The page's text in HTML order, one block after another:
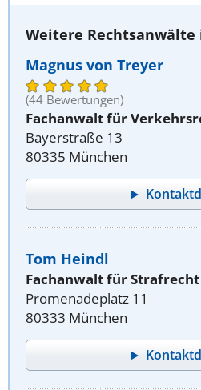
Weitere Rechtsanwälte
Magnus von Treyer
(44 Bewertungen)
Fachanwalt für
Bayerstraße 13
80335 München
Tom Heindl
Fachanwalt für Strafrecht
Promenadeplatz 11
80333 München